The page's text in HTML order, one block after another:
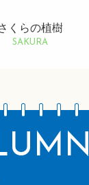
くらの植樹
SAKURA